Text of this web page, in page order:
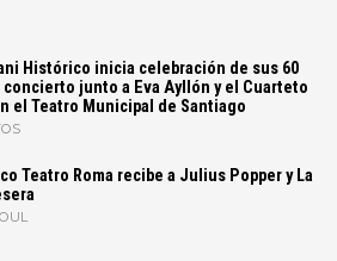
Histórico inicia celebración de sus 60
concierto junto a Eva Ayllón y el Cuarteto
el Teatro Municipal de Santiago
Teatro Roma recibe a Julius Popper y La